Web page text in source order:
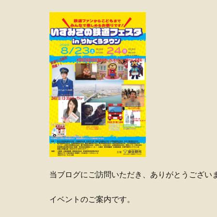
当ブログにご訪問いただき、ありがとうござい
イベントのご案内です。